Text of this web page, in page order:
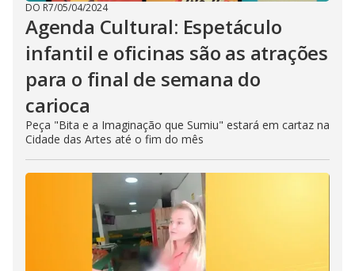
DO R7/05/04/2024
Agenda Cultural: Espetáculo
infantil e oficinas são as atrações
para o final de semana do
carioca
Peça "Bita e a Imaginação que Sumiu" estará em cartaz na
Cidade das Artes até o fim do mês